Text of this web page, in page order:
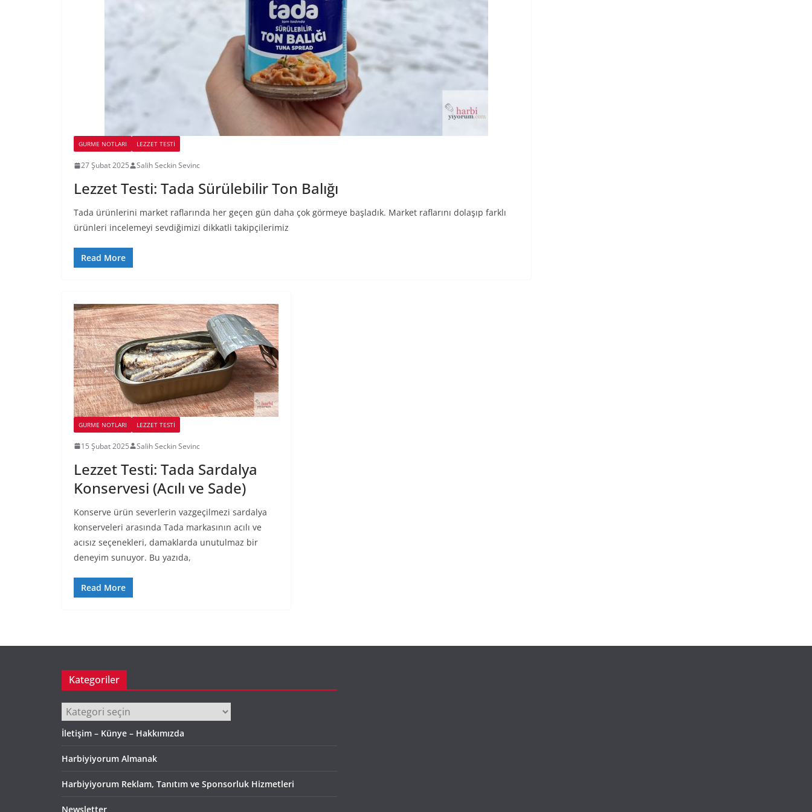
GURME NOTLARI LEZZET TESTI
27 Şubat 2025 Salih Seckin Sevinc
Lezzet Testi: Tada Sürülebilir Ton Balığı
Tada ürünlerini market raflarında her geçen gün daha çok görmeye başladık. Market raflarını dolaşıp farklı
ürünleri incelemeyi sevdiğimizi dikkatli takipçilerimiz
Read More
GURME NOTLARI LEZZET TESTI
15 Şubat 2025 Salih Seckin Sevinc
Lezzet Testi: Tada Sardalya
Konservesi (Acılı ve Sade)
Konserve ürün severlerin vazgeçilmezi sardalya
konserveleri arasında Tada markasının acılı ve
acısız seçenekleri, damaklarda unutulmaz bir
deneyim sunuyor. Bu yazıda,
Read More
Kategoriler
Kategoriler
İletişim – Künye – Hakkımızda
Harbiyiyorum Almanak
Harbiyiyorum Reklam, Tanıtım ve Sponsorluk Hizmetleri
Newsletter